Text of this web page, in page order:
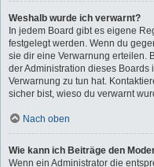
Weshalb wurde ich verwarnt?
In jedem Board gibt es eigene
festgelegt werden. Wenn du
sie dir eine Verwarnung erteilen.
der Administration dieses
Verwarnung zu tun hat.
sicher bist, wieso du verwarnt
Nach oben
Wie kann ich Beiträge den
Wenn ein Administrator die